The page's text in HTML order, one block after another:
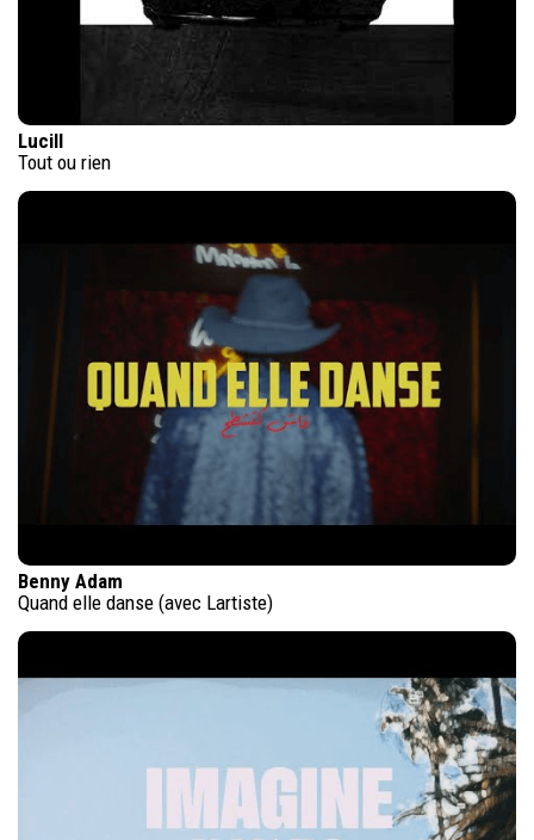
Lucill
Tout ou rien
Benny Adam
Quand elle danse (avec Lartiste)